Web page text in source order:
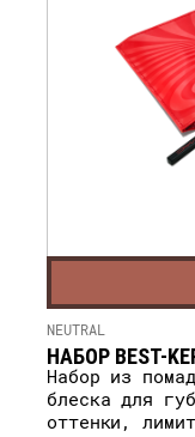
NEUTRAL
НАБОР BEST-
Набор из помады, карандаша для губ и
блеска для
оттенки,